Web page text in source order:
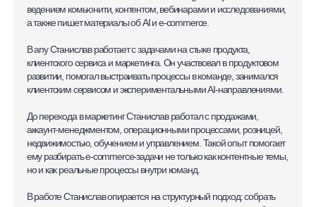
121 205, город Москва, тер Инновационного
Центра Сколково, Большой б-р, д. 42 стр. 1
Фактический адрес:улица Грузинский Вал, 7. Башня 2
Основной код по ОКВЭД — 62.01 Разработка компьютерного
программного обеспечения